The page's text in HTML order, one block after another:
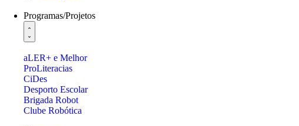
Programas/Projetos
aLER+ e Melhor
ProLiteracias
CiDes
Desporto Escolar
Brigada Robot
Clube Robótica